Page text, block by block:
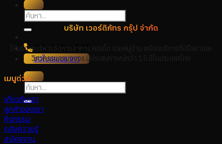
02-430-6125
ขอใบเสนอราคา
บริษัท เวอร์ติภัทร กรุ๊ป จำกัด
ให้บริการบริหารจัดการอาคาร คอนโด และหมู่บ้าน พร้อมบริการที่ปรึกษาและ
วิศวกรรมครบวงจร มีประสบการณ์กว่า 15 ปีในประเทศไทย
เมนูด่วน
เกี่ยวกับเรา
ลูกค้าของเรา
กิจกรรม
คลังความรู้
สมัครงาน